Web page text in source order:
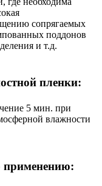
сопрягаемых
поддонов
и т.д.
пленки:
5 мин. при
влажности
применению: